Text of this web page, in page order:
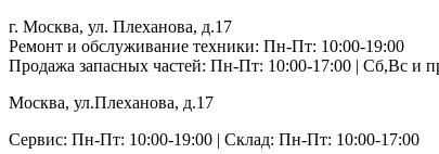
г. Москва, ул. Плеханова, д.17
Ремонт и обслуживание техники: Пн-Пт: 10:00-19:00
Продажа запасных частей: Пн-Пт: 10:00-17:00 | Сб,Вс и
Москва, ул.Плеханова, д.17
Сервис: Пн-Пт: 10:00-19:00 | Склад: Пн-Пт: 10:00-17:00